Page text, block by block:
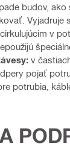
budov, ako
v
v
pojať
potrubia,